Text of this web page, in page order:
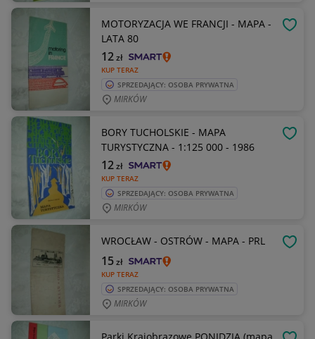
MOTORYZACJA WE FRANCJI - MAPA -
LATA 80
KUP TERAZ
12zł
SPRZEDAJĄCY: OSOBA PRYWATNA
MIRKÓW
BORY TUCHOLSKIE - MAPA
TURYSTYCZNA - 1:125 000 - 1986
KUP TERAZ
12zł
SPRZEDAJĄCY: OSOBA PRYWATNA
MIRKÓW
WROCŁAW - OSTRÓW - MAPA - PRL
KUP TERAZ
15zł
SPRZEDAJĄCY: OSOBA PRYWATNA
MIRKÓW